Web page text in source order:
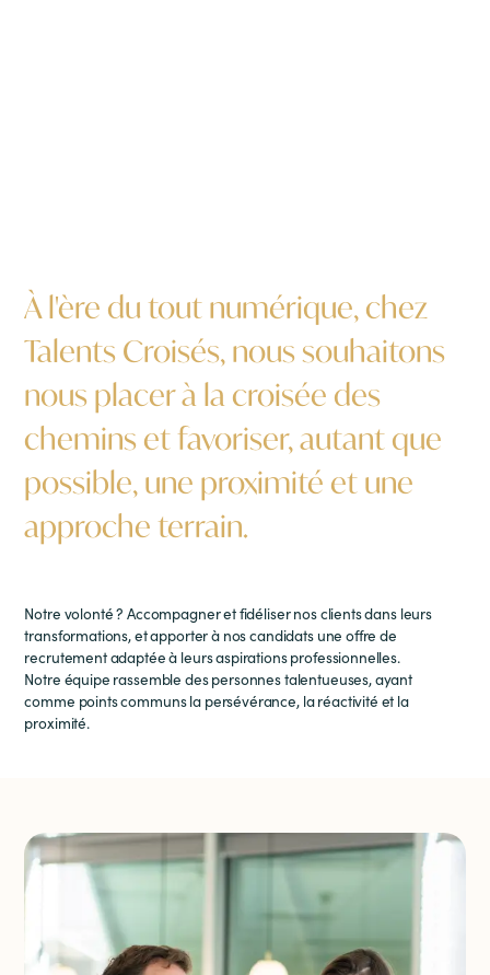
À l'ère du tout numérique, chez
Talents Croisés, nous souhaitons
nous placer à la croisée des
chemins et favoriser,autant que
possible, une proximité et une
approche terrain.
Notre volonté ? Accompagner et fidéliser nos clients dans leurs
transformations, et apporter à nos candidats une offre de
recrutement adaptée à leurs aspirations professionnelles.
Notre équipe rassemble des personnes talentueuses, ayant
comme points communs la persévérance, la réactivité et la
proximité.